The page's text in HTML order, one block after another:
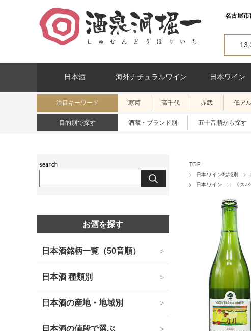
名古屋市
日本酒 海外ナチュラルワイン 日本ワイン
注目キーワード 寒菊 高千代 赤武 低ア
目的別で探す 酒蔵・ブランド別 五十音順から探す
TOP
日本ワイン地域別
日本ワイン
《ス
お酒を探す
日本酒銘柄一覧（50音順）
日本酒 種類別
日本酒の産地・地域別
日本酒の値段で選ぶ